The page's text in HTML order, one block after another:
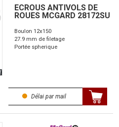
ECROUS ANTIVOLS DE
ROUES MCGARD 28172SU
Boulon 12x150
27.9 mm de filetage
Portée spherique
Délai par mail